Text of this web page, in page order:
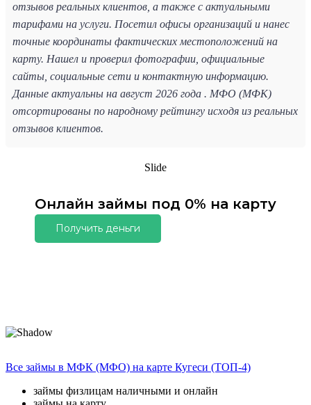
отзывов реальных клиентов, а также с актуальными
тарифами на услуги. Посетил офисы организаций и нанес
точные координаты фактических местоположений на
карту. Нашел и проверил фотографии, официальные
сайты, социальные сети и контактную информацию.
Данные актуальны на август 2026 года . МФО (МФК)
отсортированы по народному рейтингу исходя из реальных
отзывов клиентов.
Slide
Онлайн займы под 0% на карту
Получить деньги
Все займы в МФК (МФО) на карте Кугеси (ТОП-4)
займы физлицам наличными и онлайн